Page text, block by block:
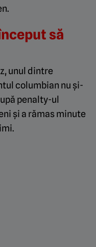
să
unul dintre
columbian nu și-
penalty-ul
și a rămas minute